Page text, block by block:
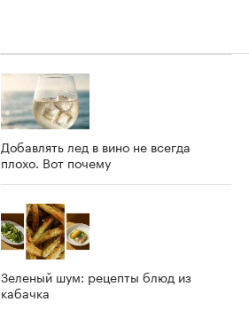
Добавлять лед в вино не всегда
плохо. Вот почему
Зеленый шум: рецепты блюд из
кабачка